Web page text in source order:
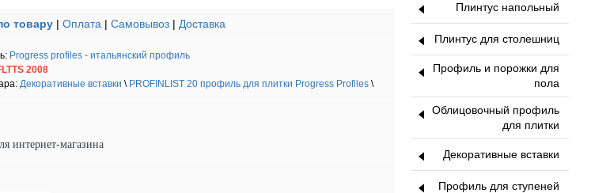
Плинтус напольный
Плинтус для столешниц
Профиль и порожки для
пола
Облицовочный профиль
для плитки
Декоративные вставки
Профиль для ступеней
товару | Оплата | Самовывоз | Доставка
Progress profiles - итальянский профиль
2008
Декоративные вставки \ PROFINLIST 20 профиль для плитки Progress Profiles \
интернет-магазина